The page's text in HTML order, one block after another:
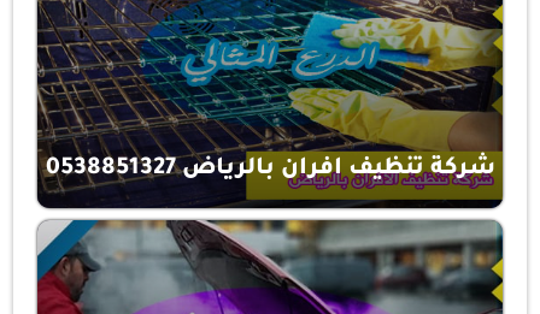
شركة تنظيف افران بالرياض 0538851327